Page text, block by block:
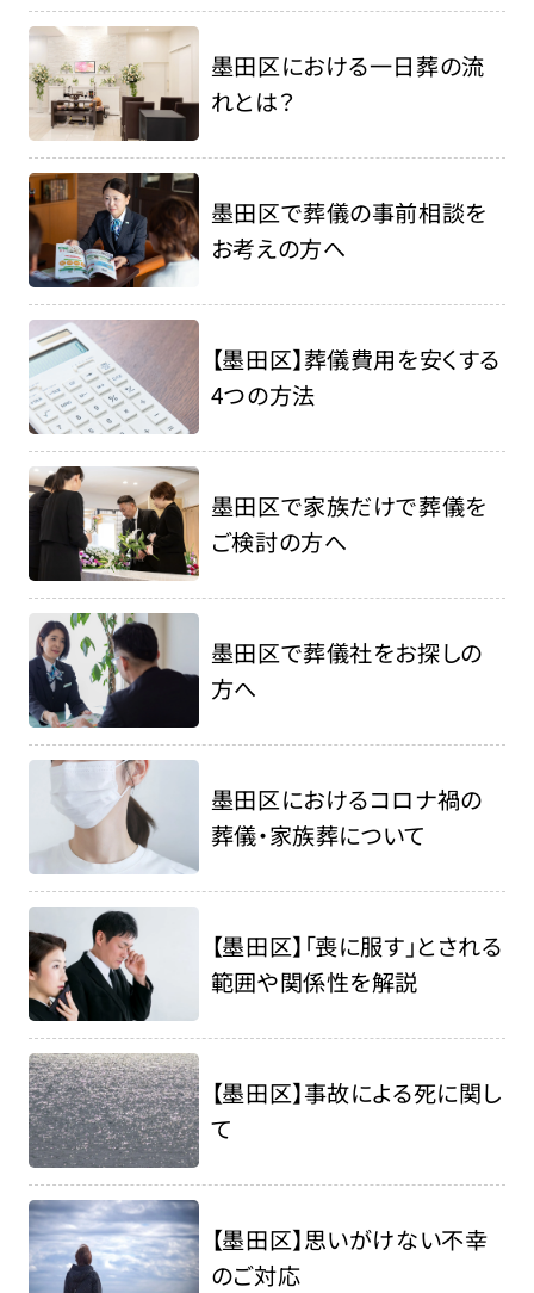
墨田区における一日葬の流
れとは？
墨田区で葬儀の事前相談を
お考えの方へ
【墨田区】葬儀費用を安くする
4つの方法
墨田区で家族だけで葬儀を
ご検討の方へ
墨田区で葬儀社をお探しの
方へ
墨田区におけるコロナ禍の
葬儀・家族葬について
【墨田区】「喪に服す」とされる
範囲や関係性を解説
【墨田区】事故による死に関し
て
【墨田区】思いがけない不幸
のご対応